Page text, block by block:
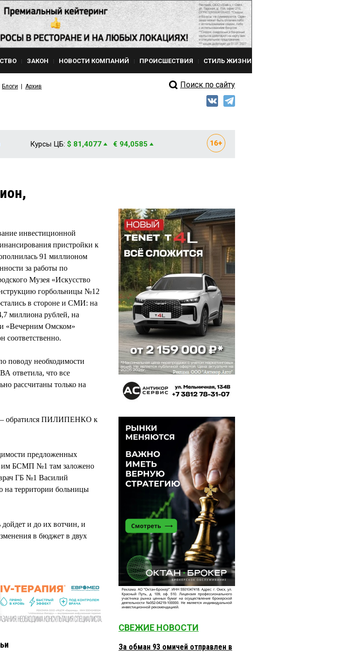
ЗАКОН НОВОСТИ КОМПАНИЙ ПРОИСШЕСТВИЯ СТИЛЬ ЖИЗНИ
Блоги Архив Поиск по сайту
Курсы ЦБ: $ 81,4077 € 94,0585
инвестиционной
пристройки к
91 миллионом
за работы по
Музея «Искусство
горбольницы №12
в стороне и СМИ: на
миллиона рублей, на
и «Вечерним Омском»
соответственно.
поводу необходимости
ответила, что все
рассчитаны только на
— обратился ПИЛИПЕНКО к
предложенных
им БСМП №1 там заложено
ГБ №1 Василий
территории больницы
дойдет и до их вотчин, и
в бюджет в двух
СВЕЖИЕ НОВОСТИ
За обман 93 омичей отправлен в